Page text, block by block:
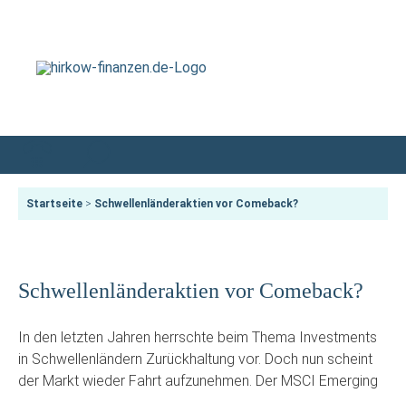
Startseite > Schwellenländeraktien vor Comeback?
Schwellenländeraktien vor Comeback?
In den letzten Jahren herrschte beim Thema Investments
in Schwellenländern Zurückhaltung vor. Doch nun scheint
der Markt wieder Fahrt aufzunehmen. Der MSCI Emerging